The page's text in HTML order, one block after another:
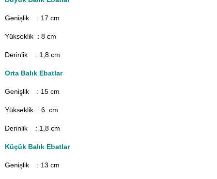
Genişlik : 17 cm
Yükseklik : 8 cm
Derinlik : 1,8 cm
Orta Balık Ebatlar
Genişlik : 15 cm
Yükseklik : 6 cm
Derinlik : 1,8 cm
Küçük Balık Ebatlar
Genişlik : 13 cm